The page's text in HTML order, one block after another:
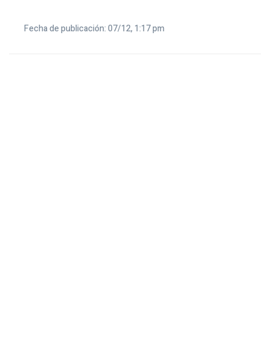
Fecha de publicación: 07/12, 1:17 pm